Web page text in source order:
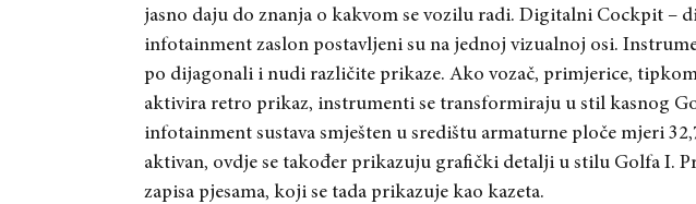
jasno daju do znanja o kakvom se vozilu radi. Digitalni Cockpit –
infotainment zaslon postavljeni su na jednoj vizualnoj osi.
po dijagonali i nudi različite prikaze. Ako vozač, primjerice,
aktivira retro prikaz, instrumenti se transformiraju u stil kasnog
infotainment sustava smješten u središtu armaturne ploče mjeri
aktivan, ovdje se također prikazuju grafički detalji u stilu Golfa I.
zapisa pjesama, koji se tada prikazuje kao kazeta.